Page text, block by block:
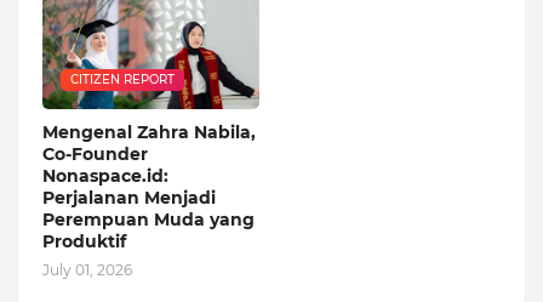
CITIZEN REPORT
Mengenal Zahra Nabila,
Co-Founder
Nonaspace.id:
Perjalanan Menjadi
Perempuan Muda yang
Produktif
July 01, 2026